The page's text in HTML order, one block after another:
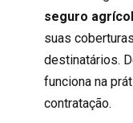
seguro
suas
destinatários.
funciona na
contratação.